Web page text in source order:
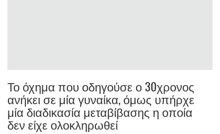
Το όχημα που οδηγούσε ο 30χρονος
ανήκει σε μία γυναίκα, όμως υπήρχε
μία διαδικασία μεταβίβασης η οποία
δεν είχε ολοκληρωθεί